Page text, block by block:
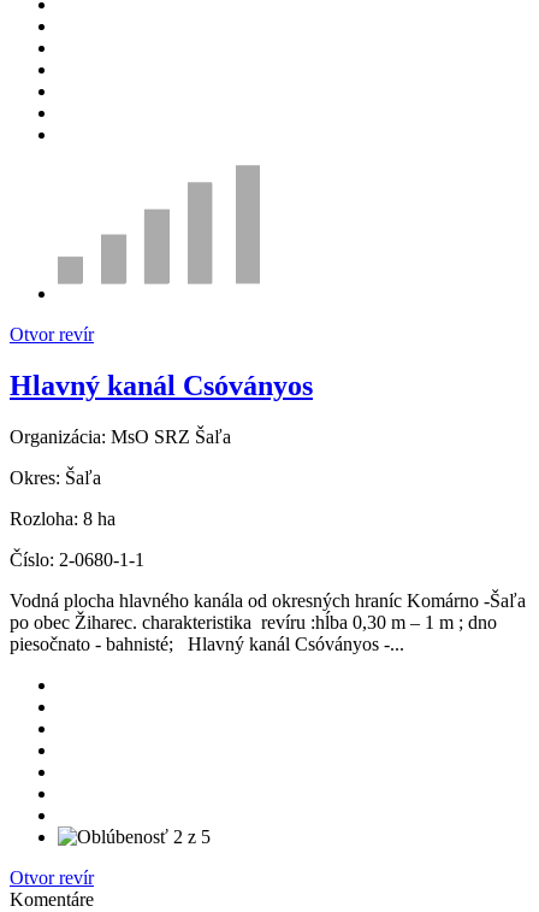
Otvor revír
Hlavný kanál Csóványos
Organizácia: MsO SRZ Šaľa
Okres: Šaľa
Rozloha: 8 ha
Číslo: 2-0680-1-1
Vodná plocha hlavného kanála od okresných hraníc Komárno -Šaľa
po obec Žiharec. charakteristika revíru :hĺba 0,30 m – 1 m ; dno
piesočnato - bahnisté; Hlavný kanál Csóványos -...
Otvor revír
Komentáre